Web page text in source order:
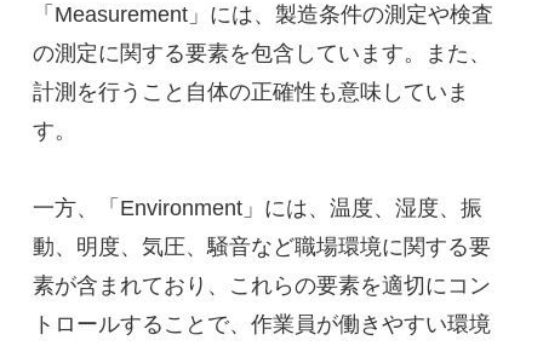
「Measurement」には、製造条件の測定や検査
の測定に関する要素を包含しています。また、
計測を行うこと自体の正確性も意味していま
す。
一方、「Environment」には、温度、湿度、振
動、明度、気圧、騒音など職場環境に関する要
素が含まれており、これらの要素を適切にコン
トロールすることで、作業員が働きやすい環境